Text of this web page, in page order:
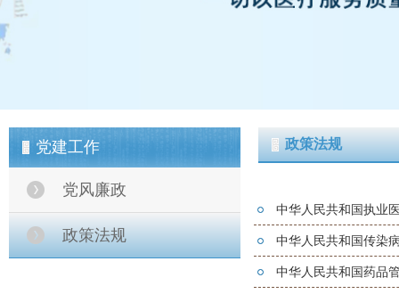
党建工作
党风廉政
政策法规
政策法规
中华人民共和国执业
中华人民共和国传染
中华人民共和国药品